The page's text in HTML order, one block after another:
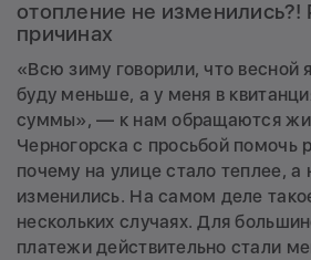
отопление не изменились?!
причинах
«Всю зиму говорили, что весной
буду меньше, а у меня в
суммы», — к нам обращаются
Черногорска с просьбой помочь
почему на улице стало теплее, а
изменились. На самом деле
нескольких случаях. Для
платежи действительно стали